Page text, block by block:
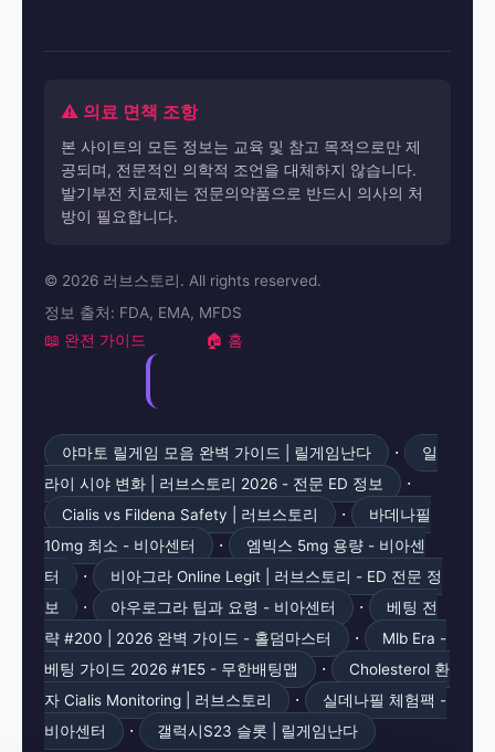
⚠️ 의료 면책 조항
본 사이트의 모든 정보는 교육 및 참고 목적으로만 제
공되며, 전문적인 의학적 조언을 대체하지 않습니다.
발기부전 치료제는 전문의약품으로 반드시 의사의 처
방이 필요합니다.
© 2026 러브스토리. All rights reserved.
정보 출처: FDA, EMA, MFDS
📖 완전 가이드 🏠 홈
야마토 릴게임 모음 완벽 가이드 | 릴게임난다 ·
일
라이 시야 변화 | 러브스토리 2026 - 전문 ED 정보
·
Cialis vs Fildena Safety | 러브스토리 ·
바데나필
10mg 최소 - 비아센터
·
엠빅스 5mg 용량 - 비아센
터
·
비아그라 Online Legit | 러브스토리 - ED 전문 정
보
· 아우로그라 팁과 요령 - 비아센터 ·
베팅 전
략 #200 | 2026 완벽 가이드 - 홀덤마스터
·
Mlb Era -
베팅 가이드 2026 #1E5 - 무한배팅맵
·
Cholesterol 환
자 Cialis Monitoring | 러브스토리
·
실데나필 체험팩 -
비아센터
· 갤럭시S23 슬롯 | 릴게임난다